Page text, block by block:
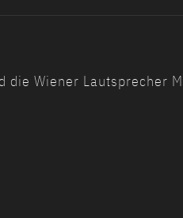
die Wiener Lautsprecher